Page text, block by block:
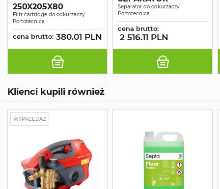
250X205X80
Filtr cartridge do odkurzaczy
Portotecnica
cena brutto: 380.01 PLN
Separator do odkurzaczy
Portotecnica
cena brutto:
2 516.11 PLN
Klienci kupili również
WYPRZEDAŻ